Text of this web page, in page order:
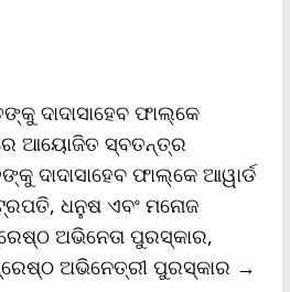
ଦାଦାସାହେବ ଫାଲ୍‌କେ
ଆୟୋଜିତ ସ୍ବତନ୍ତ୍ର
ଦାଦାସାହେବ ଫାଲ୍‌କେ ଆୱାର୍ଡ
ଧନୁଷ ଏବଂ ମନୋଜ
ଅଭିନେତା ପୁରସ୍କାର,
ଅଭିନେତ୍ରୀ ପୁରସ୍କାର →